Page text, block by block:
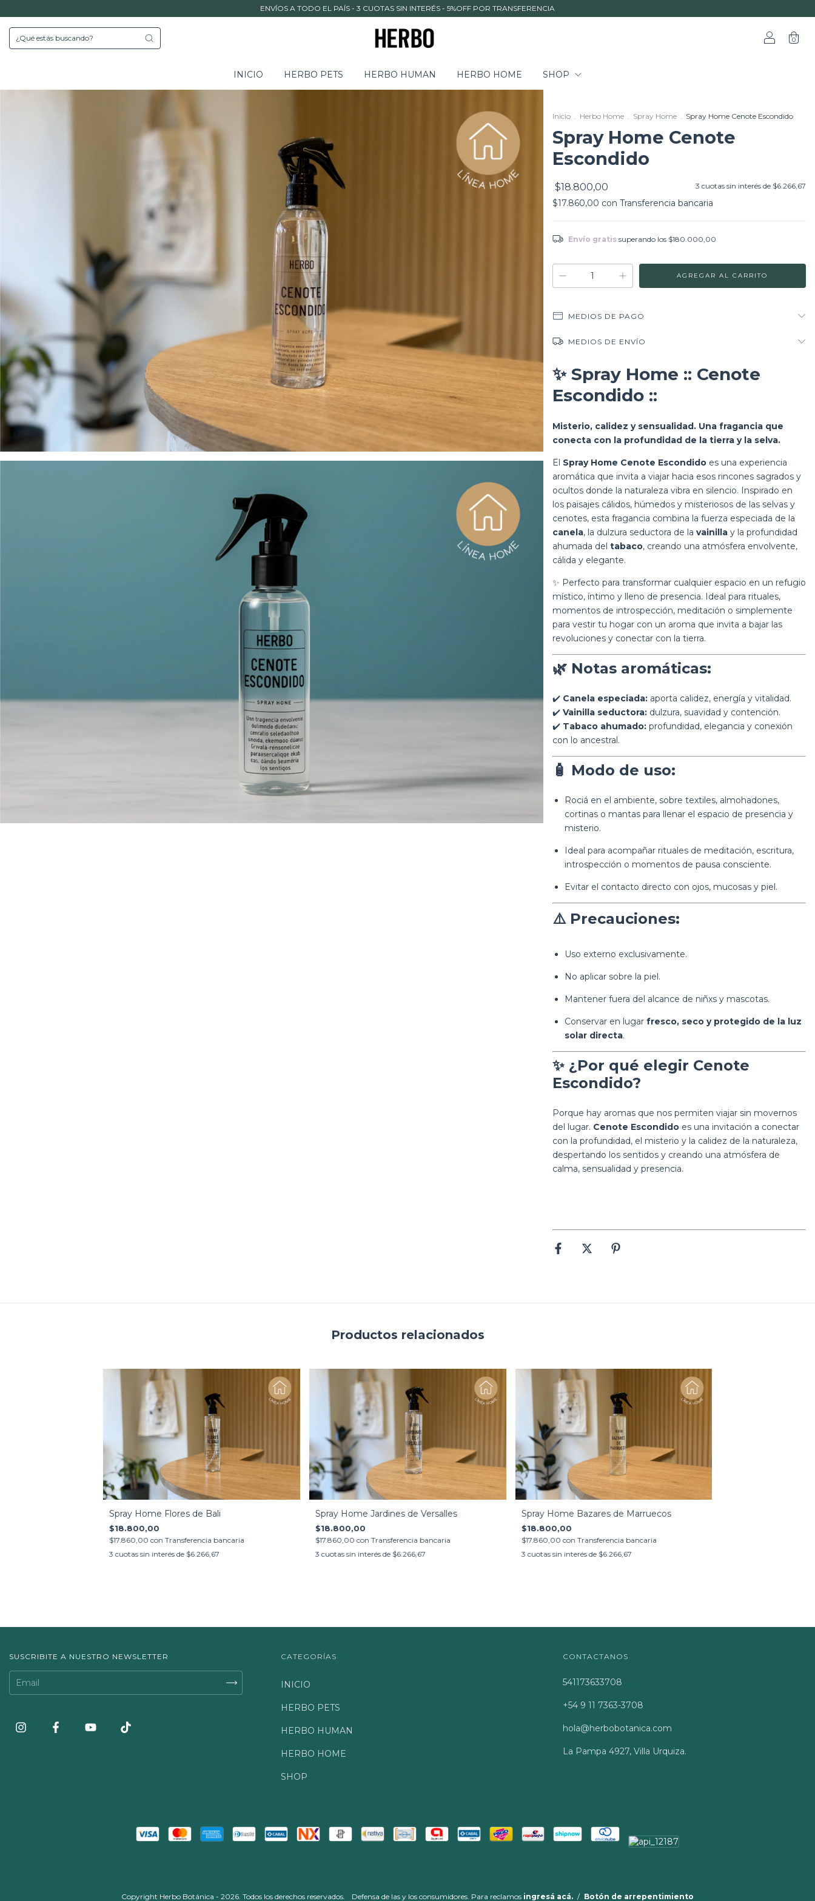
ENVÍOS A TODO EL PAÍS - 3 CUOTAS SIN INTERÉS - 5%OFF POR TRANSFERENCIA
0
INICIO HERBO PETS HERBO HUMAN HERBO HOME SHOP
Inicio . Herbo Home . Spray Home . Spray Home Cenote Escondido
Spray Home Cenote
Escondido
$18.800,00 3 cuotas sin interés de $6.266,67
$17.860,00 con Transferencia bancaria
Envío gratis superando los $180.000,00
MEDIOS DE PAGO
MEDIOS DE ENVÍO
✨ Spray Home :: Cenote
Escondido ::
Misterio, calidez y sensualidad. Una fragancia que
conecta con la profundidad de la tierra y la selva.
El Spray Home Cenote Escondido es una experiencia
aromática que invita a viajar hacia esos rincones sagrados y
ocultos donde la naturaleza vibra en silencio. Inspirado en
los paisajes cálidos, húmedos y misteriosos de las selvas y
cenotes, esta fragancia combina la fuerza especiada de la
canela, la dulzura seductora de la vainilla y la profundidad
ahumada del tabaco, creando una atmósfera envolvente,
cálida y elegante.
✨ Perfecto para transformar cualquier espacio en un refugio
místico, íntimo y lleno de presencia. Ideal para rituales,
momentos de introspección, meditación o simplemente
para vestir tu hogar con un aroma que invita a bajar las
revoluciones y conectar con la tierra.
🌿 Notas aromáticas:
✔️ Canela especiada: aporta calidez, energía y vitalidad.
✔️ Vainilla seductora: dulzura, suavidad y contención.
✔️ Tabaco ahumado: profundidad, elegancia y conexión
con lo ancestral.
🧴 Modo de uso:
Rociá en el ambiente, sobre textiles, almohadones,
cortinas o mantas para llenar el espacio de presencia y
misterio.
Ideal para acompañar rituales de meditación, escritura,
introspección o momentos de pausa consciente.
Evitar el contacto directo con ojos, mucosas y piel.
⚠️ Precauciones:
Uso externo exclusivamente.
No aplicar sobre la piel.
Mantener fuera del alcance de niñxs y mascotas.
Conservar en lugar fresco, seco y protegido de la luz
solar directa.
✨ ¿Por qué elegir Cenote
Escondido?
Porque hay aromas que nos permiten viajar sin movernos
del lugar. Cenote Escondido es una invitación a conectar
con la profundidad, el misterio y la calidez de la naturaleza,
despertando los sentidos y creando una atmósfera de
calma, sensualidad y presencia.
Productos relacionados
Spray Home Flores de Bali
$18.800,00
$17.860,00 con Transferencia bancaria
3 cuotas sin interés de $6.266,67
Spray Home Jardines de Versalles
$18.800,00
$17.860,00 con Transferencia bancaria
3 cuotas sin interés de $6.266,67
Spray Home Bazares de Marruecos
$18.800,00
$17.860,00 con Transferencia bancaria
3 cuotas sin interés de $6.266,67
SUSCRIBITE A NUESTRO NEWSLETTER CATEGORÍAS
INICIO
HERBO PETS
HERBO HUMAN
HERBO HOME
SHOP
CONTACTANOS
541173633708
+54 9 11 7363-3708
hola@herbobotanica.com
La Pampa 4927, Villa Urquiza.
Copyright Herbo Botánica - 2026. Todos los derechos reservados. Defensa de las y los consumidores. Para reclamos ingresá acá. / Botón de arrepentimiento